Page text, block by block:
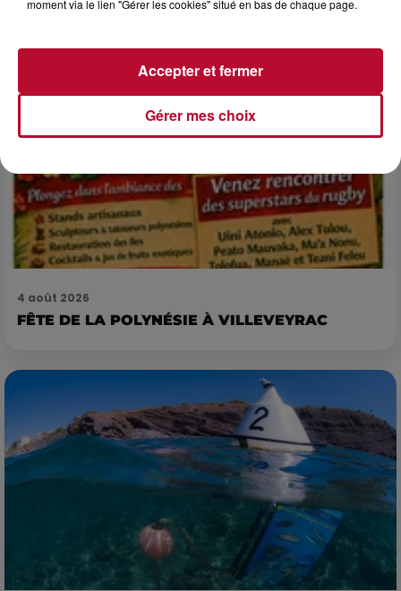
7 et 8 août. Une fresque nocturne...
4 août 2026
FÊTE DE LA POLYNÉSIE À VILLEVEYRAC
moment via le lien "Gérer les cookies" situé en bas de chaque page.
Gérer mes choix
Accepter et fermer